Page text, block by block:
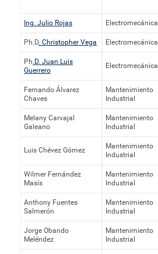
Ing. Julio Rojas Electromecánica
Ph.D. Christopher Vega Electromecánica
Ph.D. Juan Luis
Guerrero
Electromecánica
Fernando Álvarez
Chaves
Mantenimiento
Industrial
Melany Carvajal
Galeano
Mantenimiento
Industrial
Luis Chévez Gómez
Mantenimiento
Industrial
Wilmer Fernández
Masís
Mantenimiento
Industrial
Anthony Fuentes
Salmerón
Mantenimiento
Industrial
Jorge Obando
Meléndez
Mantenimiento
Industrial